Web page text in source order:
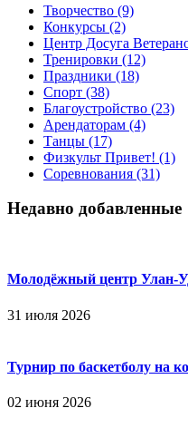
Творчество (9)
Конкурсы (2)
Центр Досуга
Тренировки (12)
Праздники (18)
Спорт (38)
Благоустройство (23)
Арендаторам (4)
Танцы (17)
Физкульт Привет! (1)
Соревнования (31)
Недавно добавленные
Молодёжный центр Улан-
31 июля 2026
Турнир по баскетболу на
02 июня 2026